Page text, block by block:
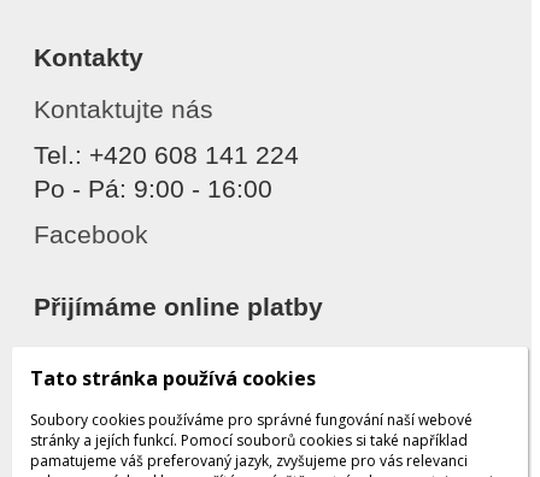
Kontakty
Kontaktujte nás
Tel.: +420 608 141 224
Po - Pá: 9:00 - 16:00
Facebook
Přijímáme online platby
Tato stránka používá cookies
Soubory cookies používáme pro správné fungování naší webové
stránky a jejích funkcí. Pomocí souborů cookies si také například
pamatujeme váš preferovaný jazyk, zvyšujeme pro vás relevanci